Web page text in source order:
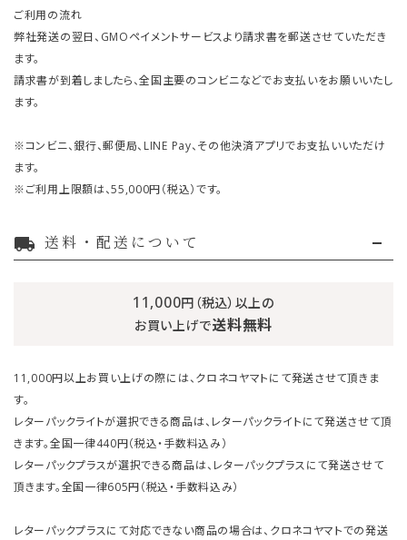
ご利用の流れ
弊社発送の翌日、GMOペイメントサービスより請求書を郵送させていただき
ます。
請求書が到着しましたら、全国主要のコンビニなどでお支払いをお願いいたし
ます。
※コンビニ、銀行、郵便局、LINE Pay、その他決済アプリでお支払いいただけ
ます。
※ご利用上限額は、55,000円（税込）です。
local_shipping 送料・配送について
11,000円（税込）以上の
お買い上げで送料無料
11,000円以上お買い上げの際には、クロネコヤマトにて発送させて頂きま
す。
レターパックライトが選択できる商品は、レターパックライトにて発送させて頂
きます。全国一律440円（税込・手数料込み）
レターパックプラスが選択できる商品は、レターパックプラスにて発送させて
頂きます。全国一律605円（税込・手数料込み）
レターパックプラスにて対応できない商品の場合は、クロネコヤマトでの発送